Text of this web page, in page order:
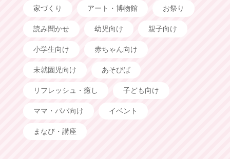
家づくり アート・博物館 お祭り
読み聞かせ 幼児向け 親子向け
小学生向け 赤ちゃん向け
未就園児向け あそびば
リフレッシュ・癒し 子ども向け
ママ・パパ向け イベント
まなび・講座